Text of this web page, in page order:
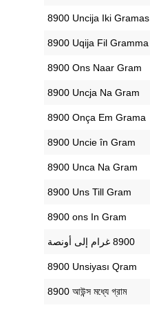
‎8900 Uncija Iki Gramas
‎8900 Uqija Fil Gramma
‎8900 Ons Naar Gram
‎8900 Uncja Na Gram
‎8900 Onça Em Grama
‎8900 Uncie în Gram
‎8900 Unca Na Gram
‎8900 Uns Till Gram
‎8900 ons In Gram
‎8900 Unsiyası Qram
‎8900 আউন্স মধ্যে গ্রাম